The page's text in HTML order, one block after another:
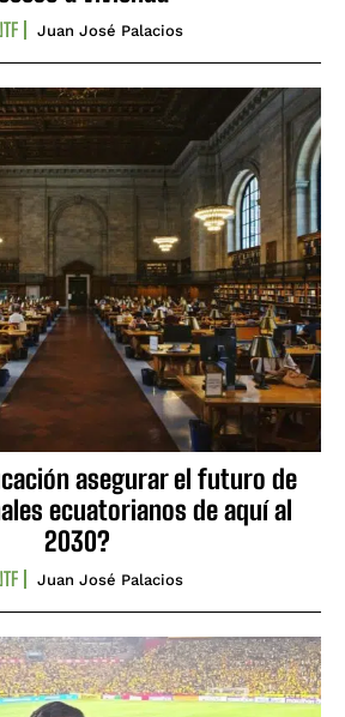
Juan José Palacios
asegurar el futuro de
ecuatorianos de aquí al
2030?
Juan José Palacios